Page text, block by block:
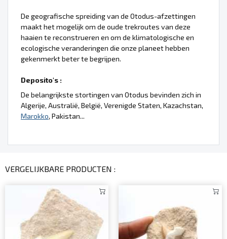
De geografische spreiding van de Otodus-afzettingen
maakt het mogelijk om de oude trekroutes van deze
haaien te reconstrueren en om de klimatologische en
ecologische veranderingen die onze planeet hebben
gekenmerkt beter te begrijpen.
Deposito's :
De belangrijkste stortingen van Otodus bevinden zich in
Algerije, Australië, België, Verenigde Staten, Kazachstan,
Marokko, Pakistan...
VERGELIJKBARE PRODUCTEN :